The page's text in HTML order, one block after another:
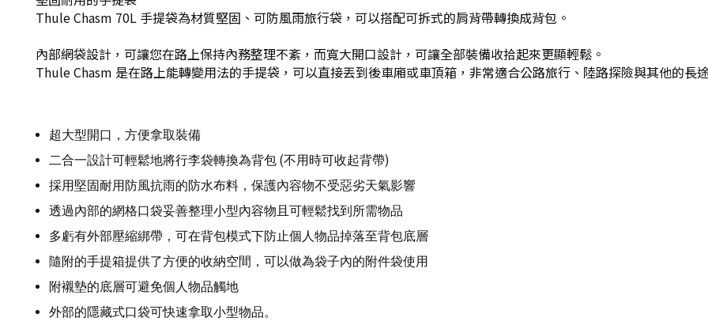
Thule Chasm 70L 手提袋為材質堅固、可防風雨旅行袋，可以搭配可拆式的肩背帶轉換成背包。
內部網袋設計，可讓您在路上保持內務整理不紊，而寬大開口設計，可讓全部裝備收拾起來更顯輕鬆。
Thule Chasm 是在路上能轉變用法的手提袋，可以直接丟到後車廂或車頂箱，非常適合公路旅行、陸路探險與其他的長
超大型開口，方便拿取裝備
二合一設計可輕鬆地將行李袋轉換為背包 (不用時可收起背帶)
採用堅固耐用防風抗雨的防水布料，保護內容物不受惡劣天氣影響
透過內部的網格口袋妥善整理小型內容物且可輕鬆找到所需物品
多虧有外部壓縮綁帶，可在背包模式下防止個人物品掉落至背包底層
隨附的手提箱提供了方便的收納空間，可以做為袋子內的附件袋使用
附襯墊的底層可避免個人物品觸地
外部的隱藏式口袋可快速拿取小型物品。